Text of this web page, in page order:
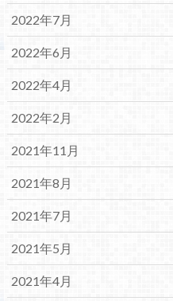
2022年7月
2022年6月
2022年4月
2022年2月
2021年11月
2021年8月
2021年7月
2021年5月
2021年4月